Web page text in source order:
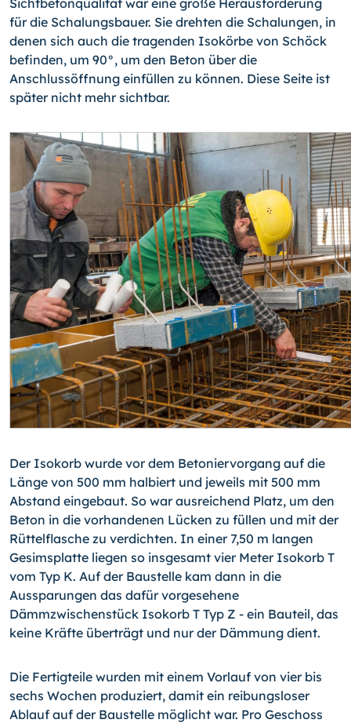
für die Schalungsbauer. Sie drehten die Schalungen, in
denen sich auch die tragenden Isokörbe von Schöck
befinden, um 90°, um den Beton über die
Anschlussöffnung einfüllen zu können. Diese Seite ist
später nicht mehr sichtbar.
Der Isokorb wurde vor dem Betoniervorgang auf die
Länge von 500 mm halbiert und jeweils mit 500 mm
Abstand eingebaut. So war ausreichend Platz, um den
Beton in die vorhandenen Lücken zu füllen und mit der
Rüttelflasche zu verdichten. In einer 7,50 m langen
Gesimsplatte liegen so insgesamt vier Meter Isokorb T
vom Typ K. Auf der Baustelle kam dann in die
Aussparungen das dafür vorgesehene
Dämmzwischenstück Isokorb T Typ Z - ein Bauteil, das
keine Kräfte überträgt und nur der Dämmung dient.
Die Fertigteile wurden mit einem Vorlauf von vier bis
sechs Wochen produziert, damit ein reibungsloser
Ablauf auf der Baustelle möglicht war. Pro Geschoss